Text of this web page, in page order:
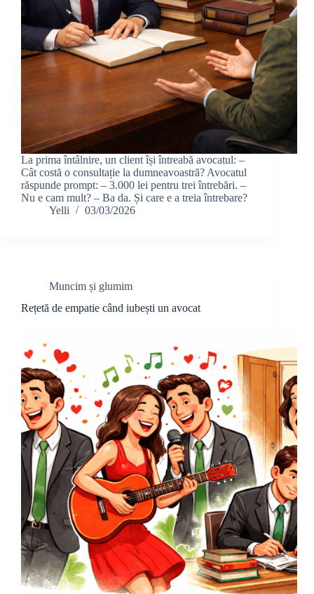
La prima întâlnire, un client își întreabă avocatul: –
Cât costă o consultație la dumneavoastră? Avocatul
răspunde prompt: – 3.000 lei pentru trei întrebări. –
Nu e cam mult? – Ba da. Și care e a treia întrebare?
Yelli
03/03/2026
Muncim și glumim
Rețetă de empatie când iubești un avocat